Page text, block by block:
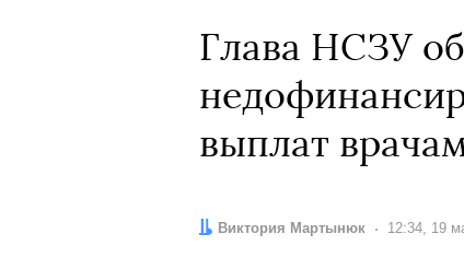
Глава НСЗУ
выплат
Автор:
Виктория Мартынюк Дата:
12:34, 19